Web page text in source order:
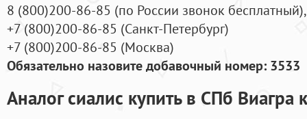
8 (800)200-86-85 (по России звонок бесплатный),
+7 (800)200-86-85 (Санкт-Петербург)
+7 (800)200-86-85 (Москва)
Обязательно назовите добавочный номер: 3533
Аналог сиалис купить в СПб Виагра